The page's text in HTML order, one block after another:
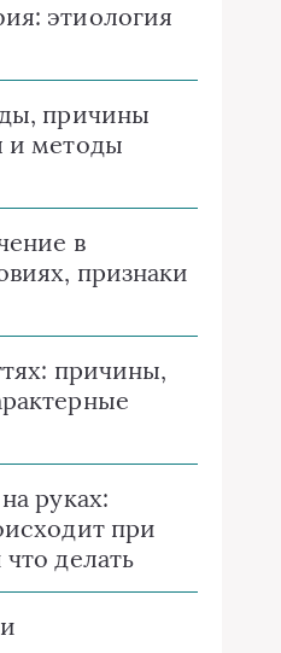
этиология
причины
и методы
в
признаки
причины,
руках:
при
делать